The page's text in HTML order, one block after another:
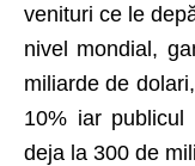
venituri ce le
nivel mondial,
miliarde de
10% iar publicul
deja la 300 de